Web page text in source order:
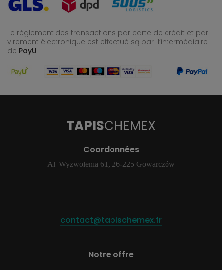
Le règlement des transactions par carte de crédit et par
virement électronique est effectué są par l’intermédiaire
de PayU
TAPISCHEMEX
Coordonnées
Al. Wyzwolenia 61, 26-225 Gowarczów
contact@tapischemex.fr
Notre offre